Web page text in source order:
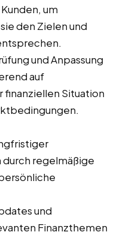
um
den Zielen und
und Anpassung
auf
finanziellen Situation
regelmäßige
und
Finanzthemen